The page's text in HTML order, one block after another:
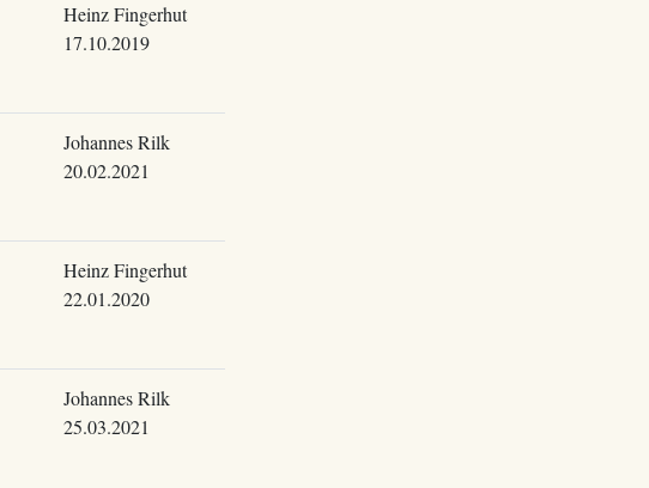
Heinz Fingerhut
17.10.2019
Johannes Rilk
20.02.2021
Heinz Fingerhut
22.01.2020
Johannes Rilk
25.03.2021